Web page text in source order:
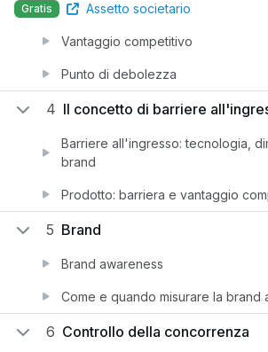
Gratis Assetto societario
Vantaggio competitivo
Punto di debolezza
4 Il concetto di barriere
Barriere all'ingresso: tecnologia,
brand
Prodotto: barriera e vantaggio
5 Brand
Brand awareness
Come e quando misurare la brand
6 Controllo della concorrenza